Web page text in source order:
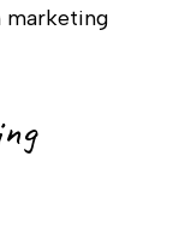
marketing